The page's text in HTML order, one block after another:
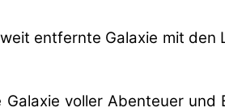
entfernte Galaxie mit den
Galaxie voller Abenteuer